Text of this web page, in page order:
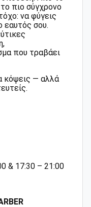
πιο σύγχρονο
να φύγεις
εαυτός σου.
που τραβάει
κόψεις — αλλά
& 17:30 – 21:00